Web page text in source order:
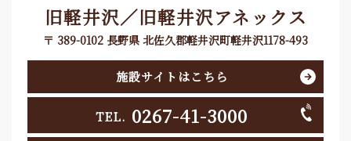
旧軽井沢／旧軽井沢アネックス
〒 389-0102 長野県 北佐久郡軽井沢町軽井沢1178-493
施設サイトはこちら
TEL. 0267-41-3000